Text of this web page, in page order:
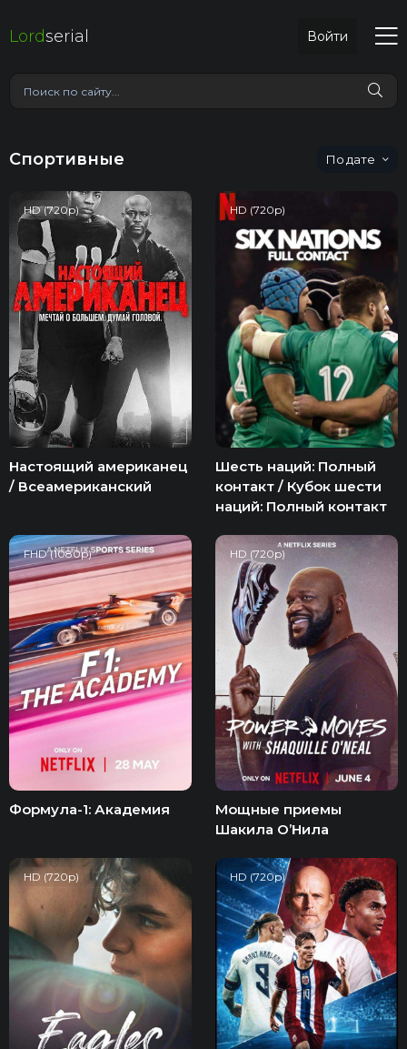
Lordserial Войти
Спортивные дате
HD (720p)
Настоящий американец
/ Всеамериканский
HD (720p)
Шесть наций: Полный
контакт / Кубок шести
наций: Полный контакт
FHD (1080p)
Формула-1: Академия
HD (720p)
Мощные приемы
Шакила О’Нила
HD (720p) HD (720p)